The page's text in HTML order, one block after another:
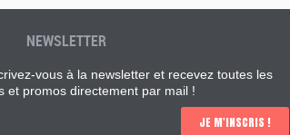
NEWSLETTER
vous à la newsletter et recevez toutes les
et promos directement par mail !
JE M'INSCRIS !